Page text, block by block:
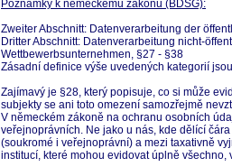
Poznámky k německému zákonu (BDSG):
Zweiter Abschnitt: Datenverarbeitung der
Dritter Abschnitt: Datenverarbeitung nicht-
Wettbewerbsunternehmen, §27 - §38
Zásadní definice výše uvedených kategorií
Zajímavý je §28, který popisuje, co si může
subjekty se ani toto omezení samozřejmě
V německém zákoně na ochranu osobních
veřejnoprávních. Ne jako u nás, kde dělící
(soukromé i veřejnoprávní) a mezi taxativně
institucí, které mohou evidovat úplně